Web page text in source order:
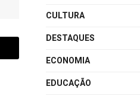
CULTURA
DESTAQUES
ECONOMIA
EDUCAÇÃO